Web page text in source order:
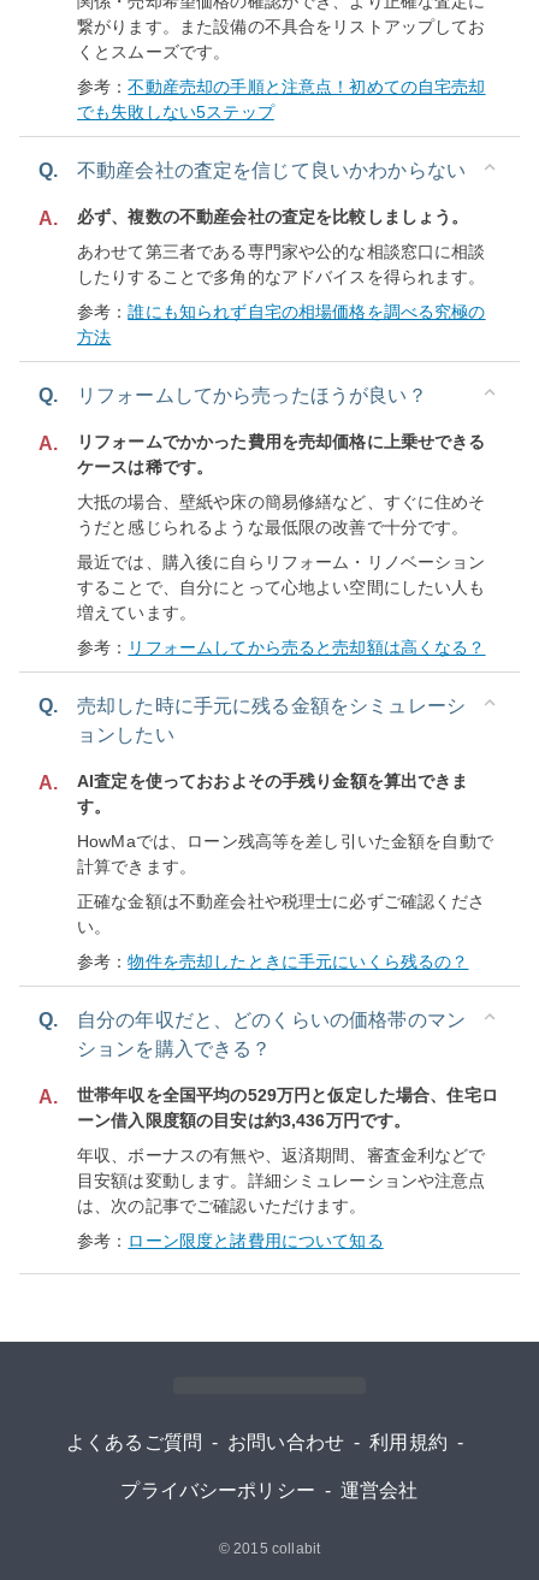
繋がります。また設備の不具合をリストアップしてお
くとスムーズです。
参考：不動産売却の手順と注意点！初めての自宅売却
でも失敗しない5ステップ
Q. 不動産会社の査定を信じて良いかわからない
A.
必ず、複数の不動産会社の査定を比較しましょう。
あわせて第三者である専門家や公的な相談窓口に相談
したりすることで多角的なアドバイスを得られます。
参考：誰にも知られず自宅の相場価格を調べる究極の
方法
Q. リフォームしてから売ったほうが良い？
A.
リフォームでかかった費用を売却価格に上乗せできる
ケースは稀です。
大抵の場合、壁紙や床の簡易修繕など、すぐに住めそ
うだと感じられるような最低限の改善で十分です。
最近では、購入後に自らリフォーム・リノベーション
することで、自分にとって心地よい空間にしたい人も
増えています。
参考： リフォームしてから売ると売却額は高くなる？
Q.
売却した時に手元に残る金額をシミュレーシ
ョンしたい
A.
AI査定を使っておおよその手残り金額を算出できま
す。
HowMaでは、ローン残高等を差し引いた金額を自動で
計算できます。
正確な金額は不動産会社や税理士に必ずご確認くださ
い。
参考：物件を売却したときに手元にいくら残るの？
Q.
自分の年収だと、どのくらいの価格帯のマン
ションを購入できる？
A.
世帯年収を全国平均の529万円と仮定した場合、住宅ロ
ーン借入限度額の目安は約3,436万円です。
年収、ボーナスの有無や、返済期間、審査金利などで
目安額は変動します。詳細シミュレーションや注意点
は、次の記事でご確認いただけます。
参考： ローン限度と諸費用について知る
よくあるご質問 - お問い合わせ - 利用規約 -
プライバシーポリシー - 運営会社
© 2015 collabit